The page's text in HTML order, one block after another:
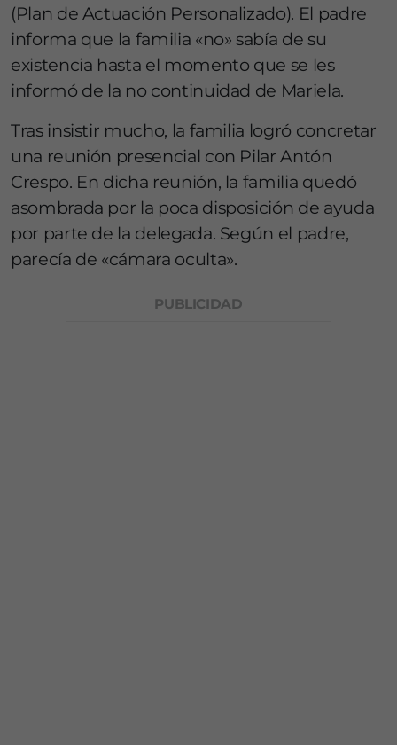
(Plan de Actuación Personalizado). El padre
informa que la familia «no» sabía de su
existencia hasta el momento que se les
informó de la no continuidad de Mariela.
Tras insistir mucho, la familia logró concretar
una reunión presencial con Pilar Antón
Crespo. En dicha reunión, la familia quedó
asombrada por la poca disposición de ayuda
por parte de la delegada. Según el padre,
parecía de «cámara oculta».
PUBLICIDAD